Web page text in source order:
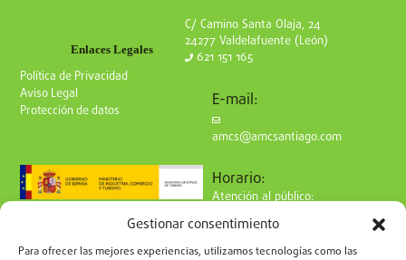
Gestionar consentimiento
Para ofrecer las mejores experiencias, utilizamos tecnologías como las
Enlaces Legales
Política de Privacidad
Aviso Legal
Protección de datos
C/ Camino Santa Olaja, 24
24277 Valdelafuente (León)
621 151 165
E-mail:
amcs@amcsantiago.com
Horario:
Atención al público:
de 9 a 15h
Síguenos en redes: